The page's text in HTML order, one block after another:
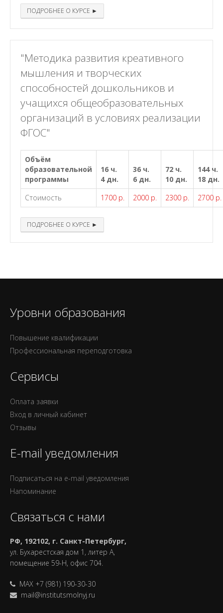
ПОДРОБНЕЕ О КУРСЕ ►
"Методика развития креативного
мышления и творческих
способностей дошкольников и
учащихся общеобразовательных
организаций в условиях реализации
ФГОС"
Объём
образовательной
программы
16 ч.
4 дн.
36 ч.
6 дн.
72 ч.
10 дн.
144 ч.
18 дн.
Стоимость
1700 р. 2000 р. 2300 р. 2700 р.
ПОДРОБНЕЕ О КУРСЕ ►
Уровни образования
Повышение квалификации
Профессиональная переподготовка
Сервисы
Оплата заявки
Вход в личный кабинет
Отзывы
E-mail уведомления
Подписаться на e-mail уведомления
Напоминание
Связаться с нами
РФ, 192102, г. Санкт-Петербург,
ул. Бухарестская дом 1, литер А,
помещение 59-Н, офис 704.
MAX +7 (981) 190-30-30
mail@institutsmolnyj.ru